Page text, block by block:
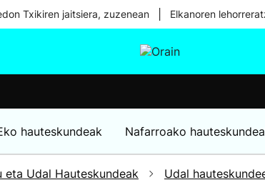
Txikiren jaitsiera, zuzenean Elkanoren
hauteskundeak Nafarroako
eta Udal Hauteskundeak Udal